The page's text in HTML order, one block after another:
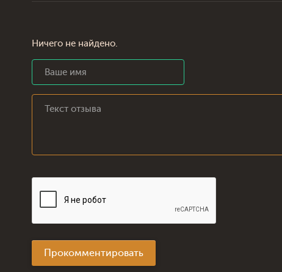
Ничего не найдено.
Прокомментировать